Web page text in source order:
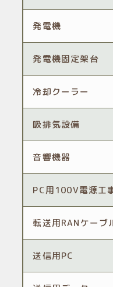
発電機
発電機固定架台
冷却クーラー
吸排気設備
音響機器
PC用100V電源工
転送用RANケーブ
送信用PC